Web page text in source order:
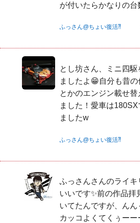
が付いたらかなりの台
ふっさん@ちょい復活⁈
とし坊さん、ミニ四駆
ましたよ😁自分も昔
とかのエンジン載せ替
ました！愛車は
ましたw
ふっさん@ちょい復活⁈
ふっさんさんのライキ
いいです✨前の作品拝
いてたんですが、んん
カッコよくてくぅーー